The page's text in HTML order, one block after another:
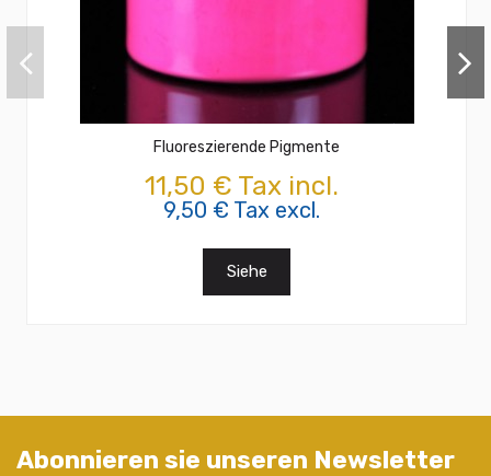
Fluoreszierende Pigmente
11,50 € Tax incl.
9,50 € Tax excl.
Siehe
Abonnieren sie unseren Newsletter